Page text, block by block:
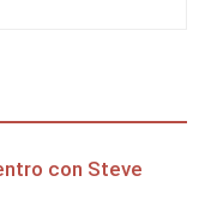
con Steve